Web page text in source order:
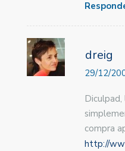
dreig
29/12/
compra
http://